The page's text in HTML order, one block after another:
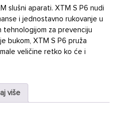
slušni aparati. XTM S P6 nudi
i jednostavno rukovanje u
tehnologijom za prevenciju
bukom, XTM S P6 pruža
veličine retko ko će i
više